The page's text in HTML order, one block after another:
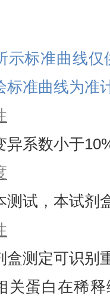
示标准曲线
标准曲线为准
异系数小于
测试，本试剂
盒测定可识别
关蛋白在稀